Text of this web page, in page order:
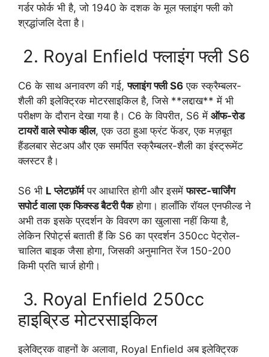
गर्डर फोर्क भी है, जो 1940 के दशक के मूल फ्लाइंग फ्ली को
श्रद्धांजलि देता है।
2. Royal Enfield फ्लाइंग फ्ली S6
C6 के साथ अनावरण की गई,फ्लाइंग फ्ली S6 एक स्क्रैम्बलर-
शैली की इलेक्ट्रिक मोटरसाइकिल है, जिसे **लद्दाख** में भी
परीक्षण के दौरान देखा गया है। C6 के विपरीत, S6 में ऑफ-रोड
टायरों वाले स्पोक व्हील, एक उठा हुआ फ्रंट फेंडर, एक मज़बूत
हैंडलबार सेटअप और एक समर्पित स्क्रैम्बलर-शैली का इंस्ट्रूमेंट
क्लस्टर है।
S6 भी L प्लेटफ़ॉर्मपर आधारित होगी और इसमेंफास्ट-चार्जिंग
सपोर्ट वाला एक फिक्स्ड बैटरी पैकहोगा। हालाँकि रॉयल एनफील्ड ने
अभी तक इसके प्रदर्शन के विवरण का खुलासा नहीं किया है,
लेकिन रिपोर्ट्स बताती हैं कि S6 का प्रदर्शन 350cc पेट्रोल-
चालित बाइक जैसा होगा, जिसकी अनुमानित रेंज 150-200
किमी प्रति चार्ज होगी।
3. Royal Enfield 250cc
हाइब्रिड मोटरसाइकिल
इलेक्ट्रिक वाहनों के अलावा, Royal Enfield अब इलेक्ट्रिक